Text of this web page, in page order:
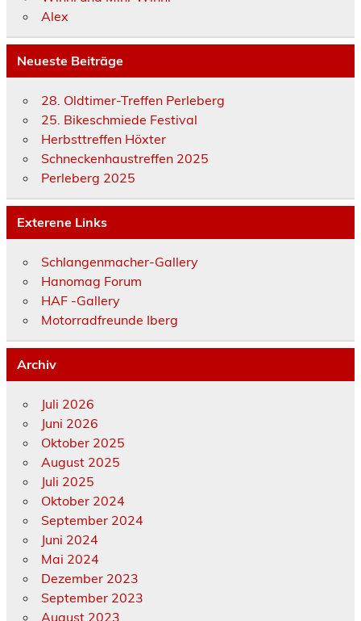
Alex
Neueste Beiträge
28. Oldtimer-Treffen Perleberg
25. Bikeschmiede Festival
Herbsttreffen Höxter
Schneckenhaustreffen 2025
Perleberg 2025
Exterene Links
Schlangenmacher-Gallery
Hanomag Forum
HAF -Gallery
Motorradfreunde Iberg
Archiv
Juli 2026
Juni 2026
Oktober 2025
August 2025
Juli 2025
Oktober 2024
September 2024
Juni 2024
Mai 2024
Dezember 2023
September 2023
August 2023